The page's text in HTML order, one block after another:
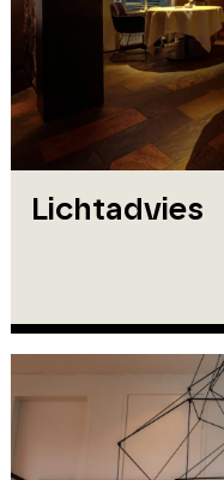
Lichtadvies